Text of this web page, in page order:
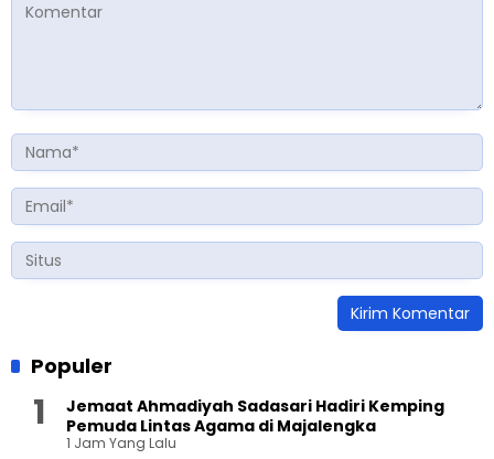
Populer
Jemaat Ahmadiyah Sadasari Hadiri Kemping
Pemuda Lintas Agama di Majalengka
1 Jam Yang Lalu